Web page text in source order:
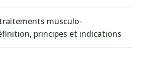
musculo-
principes et indications